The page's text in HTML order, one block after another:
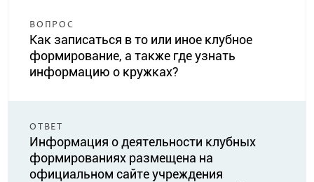
ВОПРОС
Как записаться в то или иное клубное
формирование, а также где узнать
информацию о кружках?
ОТВЕТ
Информация о деятельности клубных
формированиях размещена на
официальном сайте учреждения